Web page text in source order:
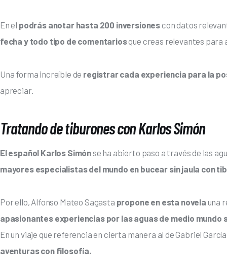
En el podrás anotar hasta 200 inversiones con datos
fecha y todo tipo de comentarios que creas relevantes para
Una forma increíble de registrar cada experiencia para la
apreciar.
Tratando de tiburones con Karlos Simón
El español Karlos Simón se ha abierto paso a través de las
mayores especialistas del mundo en bucear sin jaula con
Por ello, Alfonso Mateo Sagasta propone en esta novela una
apasionantes experiencias por las aguas de medio
En un viaje que referencia en cierta manera al de Gabriel
aventuras con filosofía.